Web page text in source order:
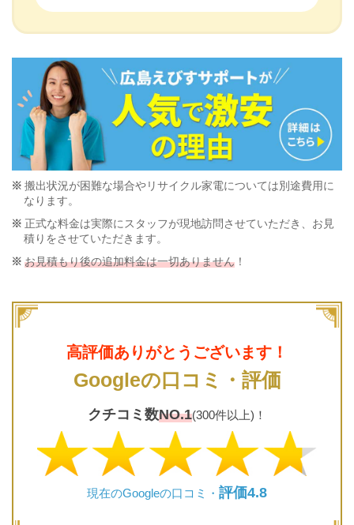
搬出状況が困難な場合やリサイクル家電については別途費用に
なります。
正式な料金は実際にスタッフが現地訪問させていただき、お見
積りをさせていただきます。
お見積もり後の追加料金は一切ありません！
高評価ありがとうございます！
Googleの口コミ・評価
クチコミ数NO.1(300件以上)！
現在のGoogleの口コミ・ 評価4.8